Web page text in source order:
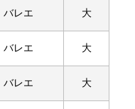
バレエ 大
バレエ 大
バレエ 大